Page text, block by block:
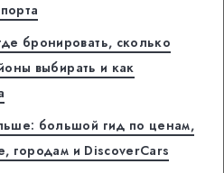
бронировать, сколько
выбирать и как
большой гид по ценам,
городам и DiscoverCars